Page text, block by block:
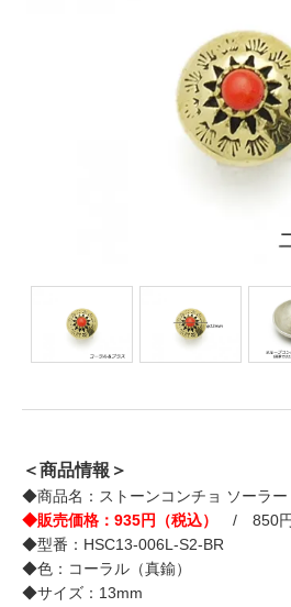
＜商品情報＞
◆商品名：ストーンコンチョ ソーラー
◆販売価格：935円（税込）
/ 850円
◆型番：HSC13-006L-S2-BR
◆色：コーラル（真鍮）
◆サイズ：13mm